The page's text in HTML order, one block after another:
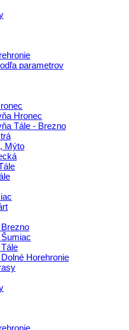
parametrov
Hronec
Tále - Brezno
Mýto
Horehronie